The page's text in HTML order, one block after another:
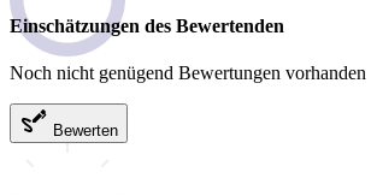
Einschätzungen des Bewertenden
Noch nicht genügend Bewertungen vorhanden
Bewerten